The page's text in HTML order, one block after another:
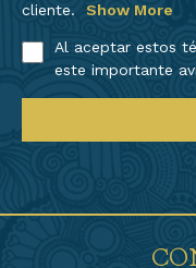
cliente.
Show More
Al aceptar estos
este importante